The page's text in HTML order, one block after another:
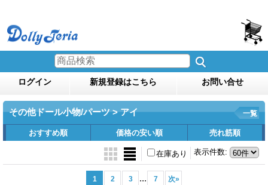
ログイン 新規登録はこちら お問い合せ
その他ドール小物/パーツ > アイ 一覧
おすすめ順 価格の安い順 売れ筋順
表示件数:
在庫あり
1 2 3 ... 7 次»